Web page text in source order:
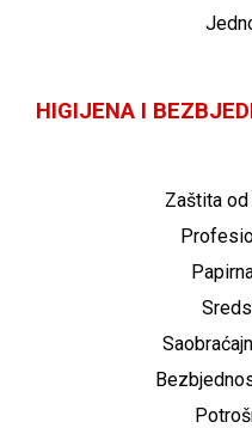
HIGIJENA I
Zaštita